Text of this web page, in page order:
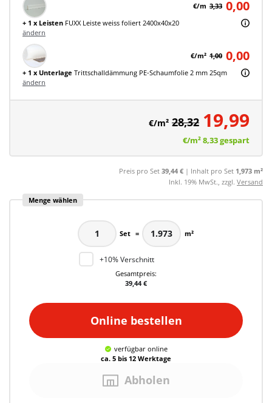
+ 1 x Leisten FUXX Leiste weiss foliert 2400x40x20
ändern
0,00
€/m 3,33
+ 1 x Unterlage Trittschalldämmung PE-Schaumfolie 2 mm 25qm
ändern
0,00
€/m² 1,00
€/m² 28,32 19,99
€/m²8,33gespart
Preis pro Set 39,44 € | Inhalt pro Set 1,973 m²
Inkl. 19% MwSt., zzgl. Versand
Menge wählen
Set = m²
+10% Verschnitt
Gesamtpreis:
39,44 €
Online bestellen
verfügbar online
ca. 5 bis 12 Werktage
Abholen